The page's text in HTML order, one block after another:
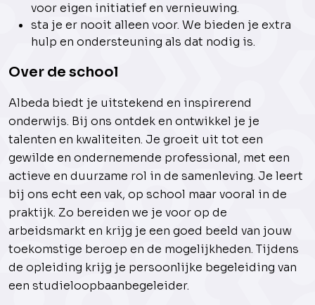
voor eigen initiatief en vernieuwing.
sta je er nooit alleen voor. We bieden je extra
hulp en ondersteuning als dat nodig is.
Over de school
Albeda biedt je uitstekend en inspirerend
onderwijs. Bij ons ontdek en ontwikkel je je
talenten en kwaliteiten. Je groeit uit tot een
gewilde en ondernemende professional, met een
actieve en duurzame rol in de samenleving. Je leert
bij ons echt een vak, op school maar vooral in de
praktijk. Zo bereiden we je voor op de
arbeidsmarkt en krijg je een goed beeld van jouw
toekomstige beroep en de mogelijkheden. Tijdens
de opleiding krijg je persoonlijke begeleiding van
een studieloopbaanbegeleider.